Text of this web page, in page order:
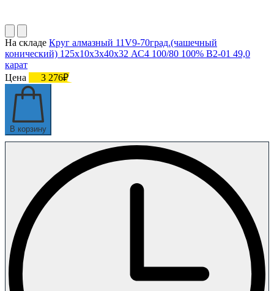
На складе Круг алмазный 11V9-70град.(чашечный
конический) 125х10х3х40х32 АС4 100/80 100% В2-01 49,0
карат
Цена
3 276₽
В корзину